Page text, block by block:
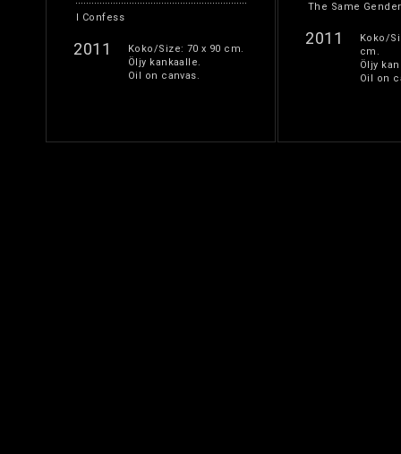
I Confess
2011
Koko/Size: 70 x 90 cm.
Öljy kankaalle.
Oil on canvas.
The Same Gender
2011
Koko/
cm.
Öljy
Oil on